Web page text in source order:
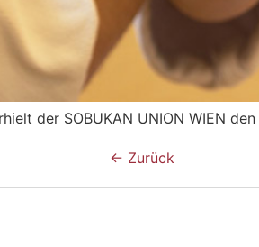
der SOBUKAN UNION WIEN
← Zurück